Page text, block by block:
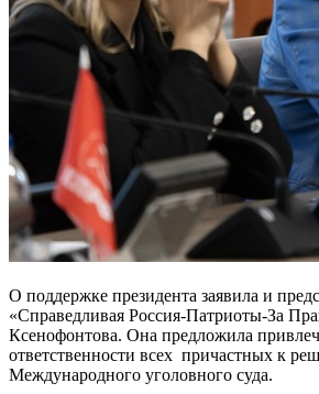
О поддержке президента заявила и
«Справедливая Россия-Патриоты-За
Ксенофонтова. Она предложила
ответственности всех причастных к
Международного уголовного суда.